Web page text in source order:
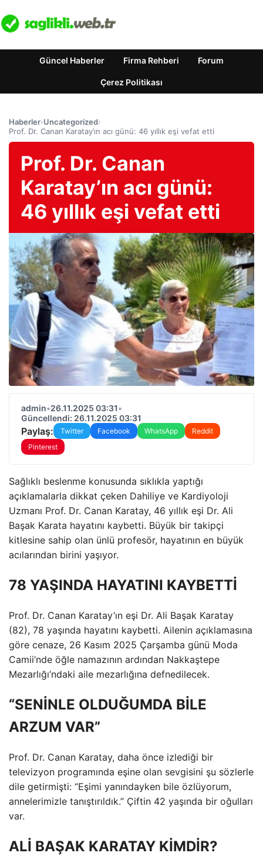
Güncel Haberler Firma Rehberi Forum
Çerez Politikası
Haberler›Uncategorized›
Prof. Dr. Canan Karatay’ın acı günü: 46 yıllık eşi vefat etti
Prof. Dr. Canan
Karatay’ın acı günü:
46 yıllık eşi vefat etti
admin•26.11.2025 03:31•
Güncellendi: 26.11.2025 03:31
Paylaş: Twitter Facebook WhatsApp
Reddit
Pinterest
Sağlıklı beslenme konusunda sıklıkla yaptığı
açıklamalarla dikkat çeken Dahiliye ve Kardiyoloji
Uzmanı Prof. Dr. Canan Karatay, 46 yıllık eşi Dr. Ali
Başak Karata hayatını kaybetti. Büyük bir takipçi
kitlesine sahip olan ünlü profesör, hayatının en büyük
acılarından birini yaşıyor.
78 YAŞINDA HAYATINI KAYBETTİ
Prof. Dr. Canan Karatay’ın eşi Dr. Ali Başak Karatay
(82), 78 yaşında hayatını kaybetti. Ailenin açıklamasına
göre cenaze, 26 Kasım 2025 Çarşamba günü Moda
Camii’nde öğle namazının ardından Nakkaştepe
Mezarlığı’ndaki aile mezarlığına defnedilecek.
“SENİNLE OLDUĞUMDA BİLE
ARZUM VAR”
Prof. Dr. Canan Karatay, daha önce izlediği bir
televizyon programında eşine olan sevgisini şu sözlerle
dile getirmişti: “Eşimi yanındayken bile özlüyorum,
annelerimizle tanıştırıldık.” Çiftin 42 yaşında bir oğulları
var.
ALİ BAŞAK KARATAY KİMDİR?